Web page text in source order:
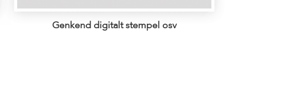
Genkend digitalt stempel osv